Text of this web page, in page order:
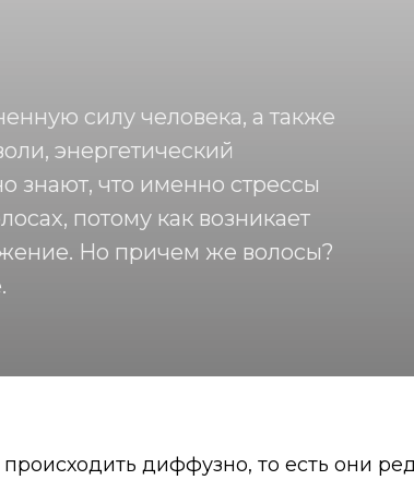
силу человека, а также
энергетический
знают, что именно стрессы
потому как возникает
Но причем же волосы?
диффузно, то есть они